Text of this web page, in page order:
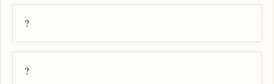
?
?